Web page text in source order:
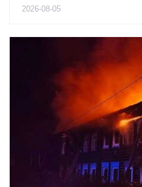
2026-08-05